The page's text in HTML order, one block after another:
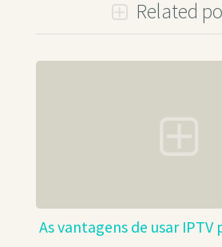
Related
As vantagens de usar IPTV